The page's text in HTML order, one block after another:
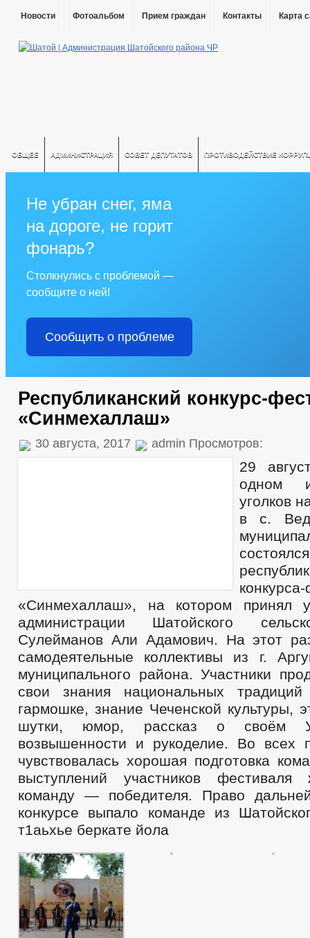
Новости Фотоальбом Прием граждан Контакты Карта
ОБЩЕЕ АДМИНИСТРАЦИЯ СОВЕТ ДЕПУТАТОВ ПРОТИВОДЕЙСТВИЕ
Не убран снег, яма
на дороге, не горит
фонарь?
Столкнулись с проблемой —
сообщите о ней!
Сообщить о проблеме
Республиканский конкурс-
«Синмехаллаш»
30 августа, 2017 admin Просмотров:
29
одном
уголков
в с.
«Синмехаллаш», на котором принял
администрации Шатойского
Сулейманов Али Адамович. На этот
самодеятельные коллективы из г.
муниципального района. Участники
свои знания национальных
гармошке, знание Чеченской культуры,
шутки, юмор, рассказ о своём
возвышенности и рукоделие. Во всех
чувствовалась хорошая подготовка
выступлений участников
команду — победителя. Право
конкурсе выпало команде из
т1аьхье беркате йола